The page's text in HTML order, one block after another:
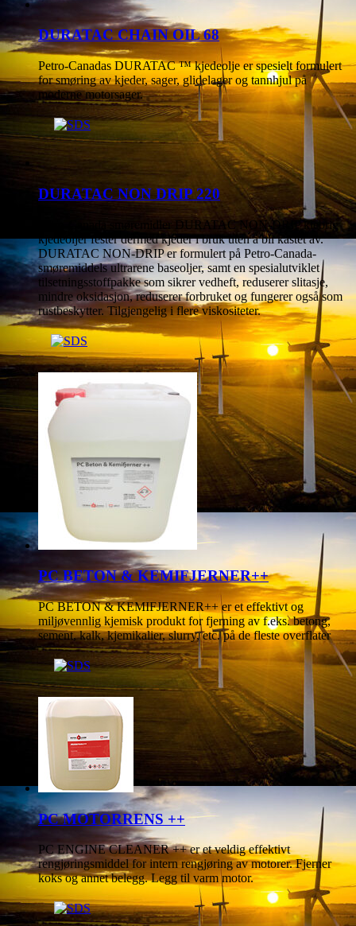
DURATAC CHAIN OIL 68
Petro-Canadas DURATAC ™ kjedeolje er spesielt formulert
for smøring av kjeder, sager, glidelager og tannhjul på
moderne motorsager.
DURATAC NON DRIP 220
Petro-Canada smøremidler DURATAC NON-DRIP klebrig
kjedeoljer fester dermed kjeder i bruk uten å bli kastet av.
DURATAC NON-DRIP er formulert på Petro-Canada-
smøremiddels ultrarene baseoljer, samt en spesialutviklet
tilsetningsstoffpakke som sikrer vedheft, reduserer slitasje,
mindre oksidasjon, reduserer forbruket og fungerer også som
rustbeskytter. Tilgjengelig i flere viskositeter.
PC BETON & KEMIFJERNER++
PC BETON & KEMIFJERNER++ er et effektivt og
miljøvennlig kjemisk produkt for fjerning av f.eks. betong,
sement, kalk, kjemikalier, slurry, etc. på de fleste overflater
PC MOTORRENS ++
PC ENGINE CLEANER ++ er et veldig effektivt
rengjøringsmiddel for intern rengjøring av motorer. Fjerner
koks og annet belegg. Legg til varm motor.